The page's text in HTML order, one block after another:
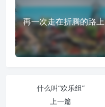
再一次走在折腾的路上
什么叫“欢乐组”
上一篇